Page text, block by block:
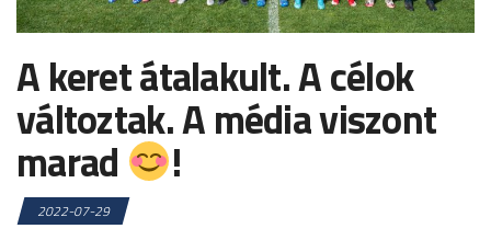
A keret átalakult. A célok
változtak. A média viszont
marad !
2022-07-29